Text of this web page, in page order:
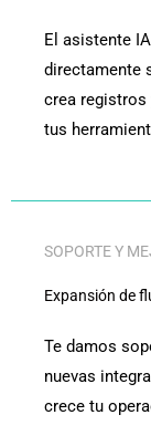
El asistente
directamente
crea registros
tus
SOPORTE Y
Expansión de
Te damos
nuevas
crece tu